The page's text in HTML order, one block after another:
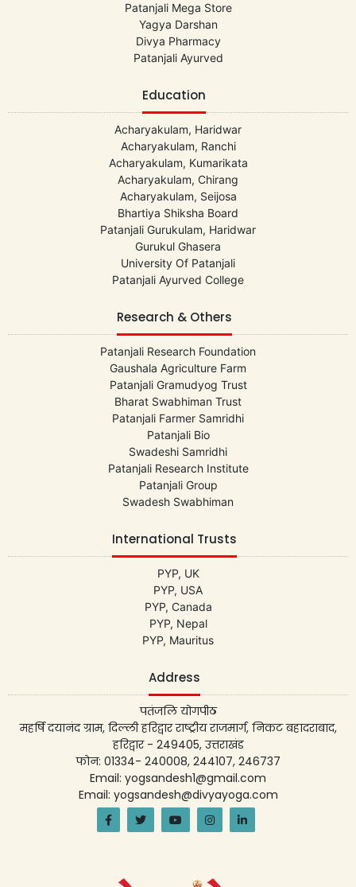
Patanjali Mega Store
Yagya Darshan
Divya Pharmacy
Patanjali Ayurved
Education
Acharyakulam, Haridwar
Acharyakulam, Ranchi
Acharyakulam, Kumarikata
Acharyakulam, Chirang
Acharyakulam, Seijosa
Bhartiya Shiksha Board
Patanjali Gurukulam, Haridwar
Gurukul Ghasera
University Of Patanjali
Patanjali Ayurved College
Research & Others
Patanjali Research Foundation
Gaushala Agriculture Farm
Patanjali Gramudyog Trust
Bharat Swabhiman Trust
Patanjali Farmer Samridhi
Patanjali Bio
Swadeshi Samridhi
Patanjali Research Institute
Patanjali Group
Swadesh Swabhiman
International Trusts
PYP, UK
PYP, USA
PYP, Canada
PYP, Nepal
PYP, Mauritus
Address
पतंजलि योगपीठ
महर्षि दयानंद ग्राम, दिल्ली हरिद्वार राष्ट्रीय राजमार्ग, निकट बहादराबाद,
हरिद्वार - 249405, उत्तराखंड
फोन: 01334- 240008, 244107, 246737
Email: yogsandesh1@gmail.com
Email: yogsandesh@divyayoga.com